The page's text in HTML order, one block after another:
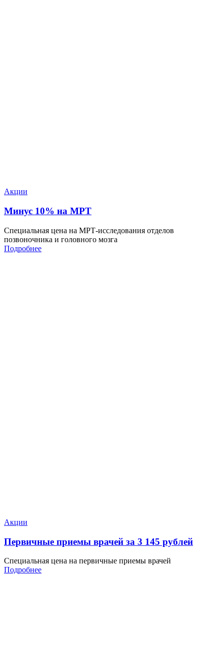
Акции
Минус 10% на МРТ
Специальная цена на МРТ-исследования отделов
позвоночника и головного мозга
Подробнее
Акции
Первичные приемы врачей за 3 145 рублей
Специальная цена на первичные приемы врачей
Подробнее